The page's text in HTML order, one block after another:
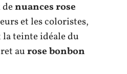
nuances rose
et les coloristes,
teinte idéale du
aurose bonbon